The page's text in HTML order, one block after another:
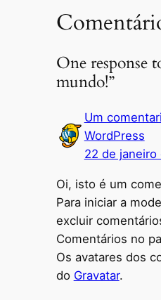
One response
mundo!”
Um
WordPress
22 de janeiro
Oi, isto é um
Para iniciar a
excluir
Comentários no
Os avatares dos
do Gravatar.